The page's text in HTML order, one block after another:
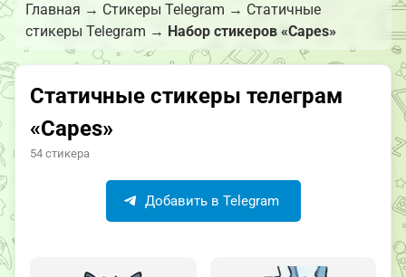
Главная → Стикеры Telegram → Статичные
стикеры Telegram → Набор стикеров «Capes»
Статичные стикеры телеграм
«Capes»
54 стикера
Добавить в Telegram